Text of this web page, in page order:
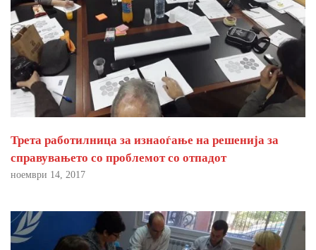
Трета работилница за изнаоѓање на решенија за
справувањето со проблемот со отпадот
ноември 14, 2017